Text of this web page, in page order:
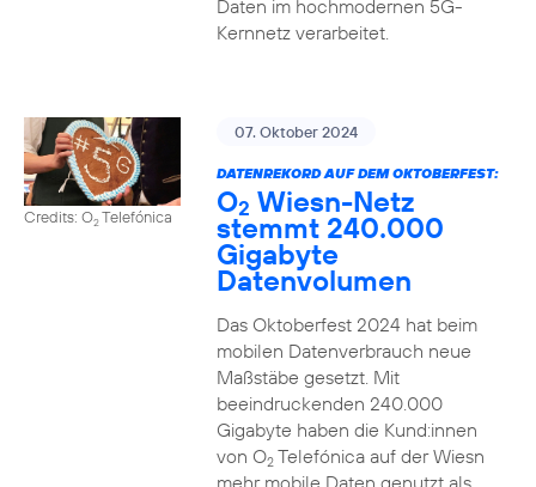
Daten im hochmodernen 5G-
Kernnetz verarbeitet.
Credits: O2Telefónica
07. Oktober 2024
DATENREKORD AUF DEM OKTOBERFEST:
O2 Wiesn-Netz
stemmt 240.000
Gigabyte
Datenvolumen
Das Oktoberfest 2024 hat beim
mobilen Datenverbrauch neue
Maßstäbe gesetzt. Mit
beeindruckenden 240.000
Gigabyte haben die Kund:innen
von O2Telefónica auf der Wiesn
mehr mobile Daten genutzt als